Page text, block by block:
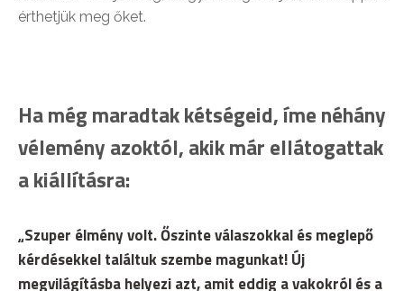
érthetjük meg őket.
Ha még maradtak kétségeid, íme néhány
vélemény azoktól, akik már ellátogattak
a kiállításra:
„Szuper élmény volt. Őszinte válaszokkal és meglepő
kérdésekkel találtuk szembe magunkat! Új
megvilágításba helyezi azt, amit eddig a vakokról és a